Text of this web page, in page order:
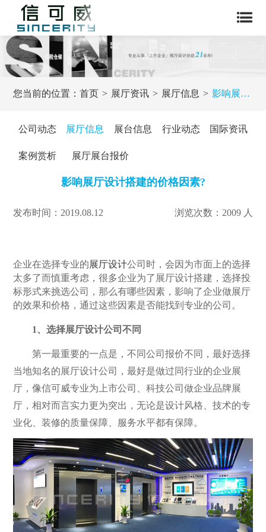
您当前的位置：首页 展厅资讯 展厅信息 影响展厅设计搭建的价格因素?
公司动态 展厅信息 展台信息 行业动态 国际资讯
案例赏析 展厅展台报价
影响展厅设计搭建的价格因素?
发布时间：2019.08.12 浏览次数：2009 人
企业在选择专业的展厅设计公司时，会因为市面上的选择
太多了而慎重考虑，很多企业为了展厅设计搭建，选择投
标形式来挑选公司，那么有哪些因素，影响了企业做展厅
的效果和价格，通过这些因素是否能找到专业的公司。
1、选择展厅设计公司不同
第一最重要的一点是，不同公司报价不同，最好选择
当地知名的展厅设计公司，最好是做过同行业的企业展
厅，像信可威专业为上市公司、科技公司做企业品牌展
厅，相对而言实力更为突出，无论是设计风格、技术的专
业化、装修的质量保障、服务水平都有保障。